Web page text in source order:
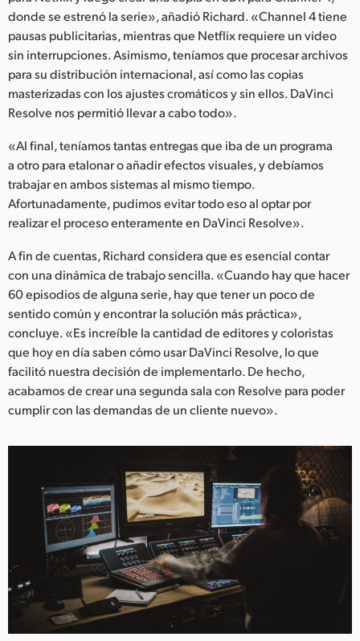
donde se estrenó la serie», añadió Richard. «Channel 4 tiene
pausas publicitarias, mientras que Netflix requiere un video
sin interrupciones. Asimismo, teníamos que procesar archivos
para su distribución internacional, así como las copias
masterizadas con los ajustes cromáticos y sin ellos. DaVinci
Resolve nos permitió llevar a cabo todo».
«Al final, teníamos tantas entregas que iba de un programa
a otro para etalonar o añadir efectos visuales, y debíamos
trabajar en ambos sistemas al mismo tiempo.
Afortunadamente, pudimos evitar todo eso al optar por
realizar el proceso enteramente en DaVinci Resolve».
A fin de cuentas, Richard considera que es esencial contar
con una dinámica de trabajo sencilla. «Cuando hay que hacer
60 episodios de alguna serie, hay que tener un poco de
sentido común y encontrar la solución más práctica»,
concluye. «Es increíble la cantidad de editores y coloristas
que hoy en día saben cómo usar DaVinci Resolve, lo que
facilitó nuestra decisión de implementarlo. De hecho,
acabamos de crear una segunda sala con Resolve para poder
cumplir con las demandas de un cliente nuevo».